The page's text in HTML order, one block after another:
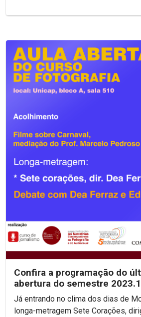
Confira a programação do
abertura do semestre 2023.1
Já entrando no clima dos dias de
longa-metragem Sete Corações,